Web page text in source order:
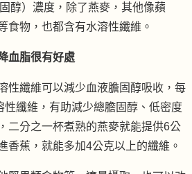
醇）濃度，除了燕麥，其他像蘋
食物，也都含有水溶性纖維。
血脂很有好處
性纖維可以減少血液膽固醇吸收，每
性纖維，有助減少總膽固醇、低密度
二分之一杯煮熟的燕麥就能提供6公
香蕉，就能多加4公克以上的纖維。